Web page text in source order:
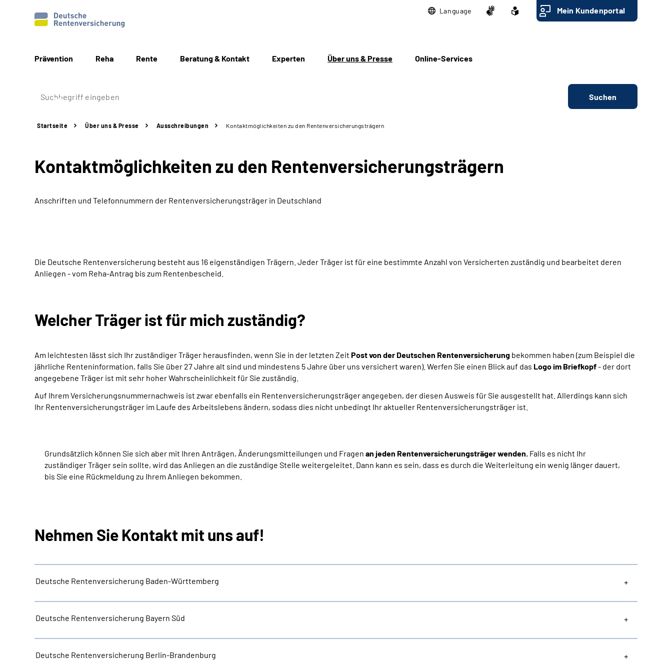
Language Mein Kundenportal
Prävention Reha Rente Beratung & Kontakt Experten Über uns & Presse Online-Services
Suchen
Startseite Über uns & Presse Ausschreibungen Kontaktmöglichkeiten zu den Rentenversicherungsträgern
Kontaktmöglichkeiten zu den Rentenversicherungsträgern
Anschriften und Telefonnummern der Rentenversicherungsträger in Deutschland
Die Deutsche Rentenversicherung besteht aus 16 eigenständigen Trägern. Jeder Träger ist für eine bestimmte Anzahl von Versicherten zuständig und bearbeitet deren
Anliegen - vom Reha-Antrag bis zum Rentenbescheid.
Welcher Träger ist für mich zuständig?
Am leichtesten lässt sich Ihr zuständiger Träger herausfinden, wenn Sie in der letzten Zeit Post von der Deutschen Rentenversicherung bekommen haben (zum Beispiel die
jährliche Renteninformation, falls Sie über 27 Jahre alt sind und mindestens 5 Jahre über uns versichert waren). Werfen Sie einen Blick auf das Logo im Briefkopf- der dort
angegebene Träger ist mit sehr hoher Wahrscheinlichkeit für Sie zuständig.
Auf Ihrem Versicherungsnummernachweis ist zwar ebenfalls ein Rentenversicherungsträger angegeben, der diesen Ausweis für Sie ausgestellt hat. Allerdings kann sich
Ihr Rentenversicherungsträger im Laufe des Arbeitslebens ändern, sodass dies nicht unbedingt Ihr aktueller Rentenversicherungsträger ist.
Grundsätzlich können Sie sich aber mit Ihren Anträgen, Änderungsmitteilungen und Fragen an jeden Rentenversicherungsträger wenden. Falls es nicht Ihr
zuständiger Träger sein sollte, wird das Anliegen an die zuständige Stelle weitergeleitet. Dann kann es sein, dass es durch die Weiterleitung ein wenig länger dauert,
bis Sie eine Rückmeldung zu Ihrem Anliegen bekommen.
Nehmen Sie Kontakt mit uns auf!
Deutsche Rentenversicherung Baden-Württemberg
Deutsche Rentenversicherung Bayern Süd
Deutsche Rentenversicherung Berlin-Brandenburg